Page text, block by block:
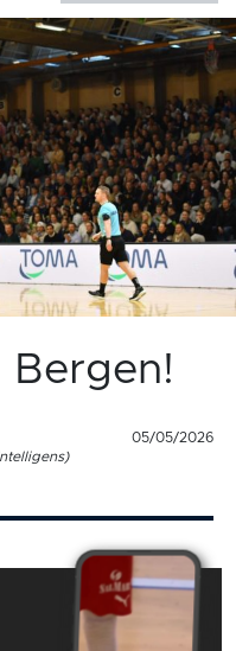
Bergen!
05/05/2026